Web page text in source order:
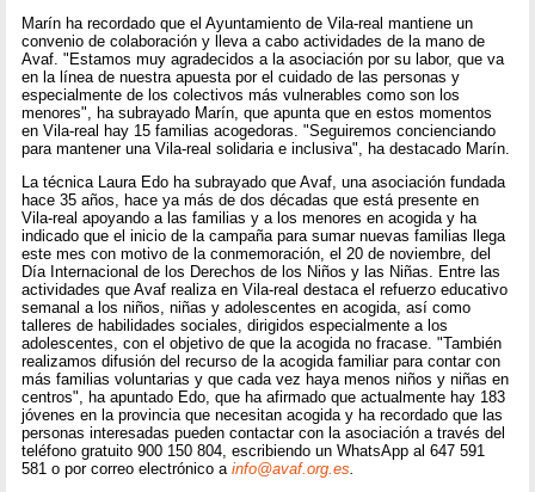
Marín ha recordado que el Ayuntamiento de Vila-real mantiene un
convenio de colaboración y lleva a cabo actividades de la mano de
Avaf. "Estamos muy agradecidos a la asociación por su labor, que va
en la línea de nuestra apuesta por el cuidado de las personas y
especialmente de los colectivos más vulnerables como son los
menores", ha subrayado Marín, que apunta que en estos momentos
en Vila-real hay 15 familias acogedoras. "Seguiremos concienciando
para mantener una Vila-real solidaria e inclusiva", ha destacado Marín.
La técnica Laura Edo ha subrayado que Avaf, una asociación fundada
hace 35 años, hace ya más de dos décadas que está presente en
Vila-real apoyando a las familias y a los menores en acogida y ha
indicado que el inicio de la campaña para sumar nuevas familias llega
este mes con motivo de la conmemoración, el 20 de noviembre, del
Día Internacional de los Derechos de los Niños y las Niñas. Entre las
actividades que Avaf realiza en Vila-real destaca el refuerzo educativo
semanal a los niños, niñas y adolescentes en acogida, así como
talleres de habilidades sociales, dirigidos especialmente a los
adolescentes, con el objetivo de que la acogida no fracase. "También
realizamos difusión del recurso de la acogida familiar para contar con
más familias voluntarias y que cada vez haya menos niños y niñas en
centros", ha apuntado Edo, que ha afirmado que actualmente hay 183
jóvenes en la provincia que necesitan acogida y ha recordado que las
personas interesadas pueden contactar con la asociación a través del
teléfono gratuito 900 150 804, escribiendo un WhatsApp al 647 591
581 o por correo electrónico ainfo@avaf.org.es.